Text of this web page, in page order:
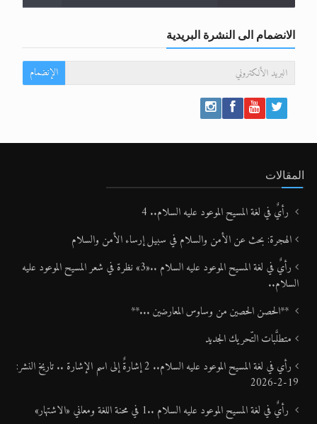
الانضمام الى النشرة البريدية
الإنضمام
المقالات
رأيٌ في لغة المسيح الموعود عليه السلام.. 4
الهجرة: بحث عن الأمن والسلام في سبيل إرساء الأمن والسلام
رأيٌ في لغة المسيح الموعود عليه السلام ..«3» نظرة في شعر المسيح الموعود عليه
السلام..
**الحصن الحصين من وساوس المعارضين ...**
متطلَّبات التّحريك الجديد
رأي في لغة المسيح الموعود عليه السلام.. 2 إشارةٌ إلى اسم الإشارة .. تاريخ النشر:
19-2-2026
رأيٌ في لغة المسيح الموعود عليه السلام ..1 في محنة اللغة ومعاني «الاشتهار»